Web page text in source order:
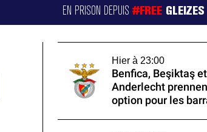
EN PRISON DEPUIS#FREE GLEIZES
Hier à 23:00
Benfica, Beşiktaş et
Anderlecht
option pour les